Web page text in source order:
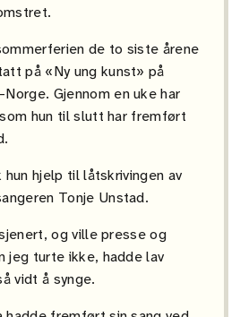
de to siste årene
på «Ny ung kunst» på
Gjennom en uke har
hun til slutt har fremført
hjelp til låtskrivingen av
Tonje Unstad.
og ville presse og
jeg turte ikke, hadde lav
vidt å synge.